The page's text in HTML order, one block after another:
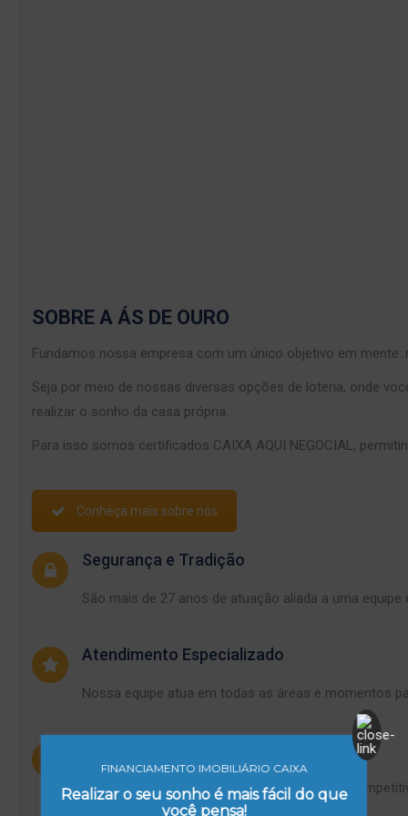
SOBRE A ÁS DE OURO
Fundamos nossa empresa com um único objetivo em mente:
Seja por meio de nossas diversas opções de loteria, onde
realizar o sonho da casa própria.
Para isso somos certificados CAIXA AQUI NEGOCIAL,
Conheça mais sobre nós
Segurança e Tradição
São mais de 27 anos de atuação aliada a uma
Atendimento Especializado
Nossa equipe atua em todas as áreas e momentos
Possuímos as taxas de financiamento mais
FINANCIAMENTO IMOBILIÁRIO CAIXA
Realizar o seu sonho é mais fácil do que
você pensa!